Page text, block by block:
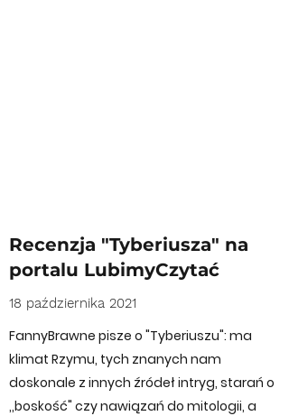
Recenzja "Tyberiusza" na
portalu LubimyCzytać
18 października 2021
FannyBrawne pisze o "Tyberiuszu": ma
klimat Rzymu, tych znanych nam
doskonale z innych źródeł intryg, starań o
,,boskość" czy nawiązań do mitologii, a